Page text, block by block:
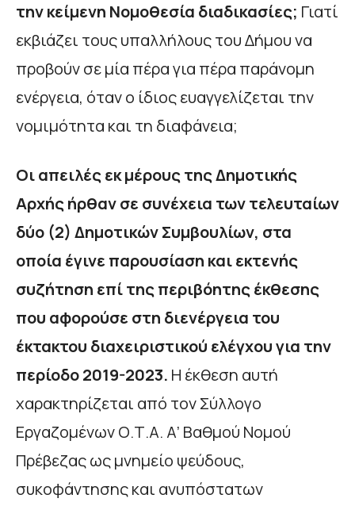
την κείμενη Νομοθεσία διαδικασίες; Γιατί
εκβιάζει τους υπαλλήλους του Δήμου να
προβούν σε μία πέρα για πέρα παράνομη
ενέργεια, όταν ο ίδιος ευαγγελίζεται την
νομιμότητα και τη διαφάνεια;
Οι απειλές εκ μέρους της Δημοτικής
Αρχής ήρθαν σε συνέχεια των τελευταίων
δύο (2) Δημοτικών Συμβουλίων, στα
οποία έγινε παρουσίαση και εκτενής
συζήτηση επί της περιβόητης έκθεσης
που αφορούσε στη διενέργεια του
έκτακτου διαχειριστικού ελέγχου για την
περίοδο 2019-2023. Η έκθεση αυτή
χαρακτηρίζεται από τον Σύλλογο
Εργαζομένων Ο.Τ.Α. Α’ Βαθμού Νομού
Πρέβεζας ως μνημείο ψεύδους,
συκοφάντησης και ανυπόστατων